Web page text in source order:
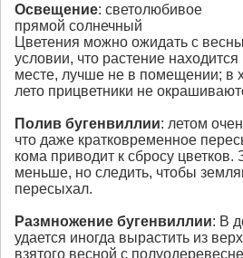
Освещение: светолюбивое
прямой солнечный
Цветения можно ожидать с
условии, что растение
месте, лучше не в помещении; в
лето прицветники не
Полив бугенвиллии: летом
что даже кратковременное
кома приводит к сбросу
меньше, но следить, чтобы
пересыхал.
Размножение бугенвиллии: В
удается иногда вырастить из
взятого весной с